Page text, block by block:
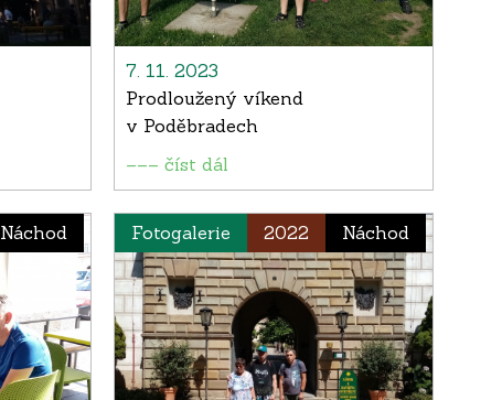
7. 11. 2023
Prodloužený víkend
v Poděbradech
––– číst dál
Náchod Fotogalerie 2022 Náchod